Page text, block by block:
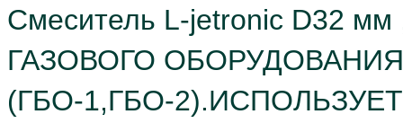
Смеситель L-jetronic D32 мм
ГАЗОВОГО
(ГБО-1,ГБО-